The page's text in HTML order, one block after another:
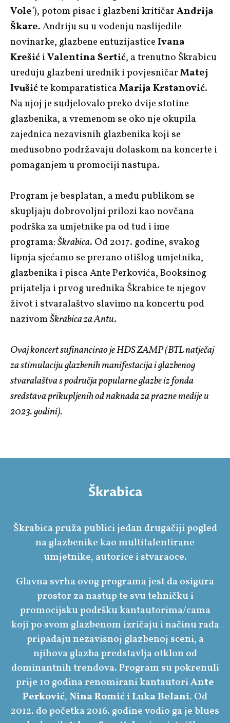
Vole'), potom pisac i glazbeni kritičarAndrija
Škare. Andriju su u vođenju naslijedile
novinarke, glazbene entuzijasticeIvana
KrešićiValentina Sertić, a trenutno Škrabicu
uređuju glazbeni urednik i povjesničarMatej
Ivušićte komparatisticaMarija Krstanović.
Na njoj je sudjelovalo preko dvije stotine
glazbenika, a vremenom se oko nje okupila
zajednica nezavisnih glazbenika koji se
međusobno podržavaju dolaskom na koncerte i
pomaganjem u promociji nastupa.
Program je besplatan, a među publikom se
skupljaju dobrovoljni prilozi kao novčana
podrška za umjetnike pa od tud i ime
programa:Škrabica. Od 2017. godine, svakog
lipnja sjećamo se prerano otišlog umjetnika,
glazbenika i pisca Ante Perkovića, Booksinog
prijatelja i prvog urednika Škrabice te njegov
život i stvaralaštvo slavimo na koncertu pod
nazivomŠkrabica za Antu.
Ovaj koncert sufinancirao je HDS ZAMP (BTL natječaj
za stimulaciju glazbenih manifestacija i glazbenog
stvaralaštva s područja popularne glazbe iz fonda
sredstava prikupljenih od naknada za prazne medije u
2023. godini).
Škrabica
Škrabica pruža publici jedan drugačiji pogled
na glazbenike kao multitalentirane
umjetnike, autorice i stvaraoce.
Glavna svrha ovog programa jest da osigura
prostor za nastup te svu tehničku i
promocijsku podršku kantautorima/cama
koji po svom glazbenom izričaju i načinu rada
pripadaju nezavisnoj glazbenoj sceni, a
njihova glazba predstavlja otklon od
dominantnih trendova. Program su pokrenuli
prije 10 godina renomirani kantautoriAnte
Perković, Nina RomićiLuka Belani. Od
2012. do početka 2016. godine vodio ga je blues